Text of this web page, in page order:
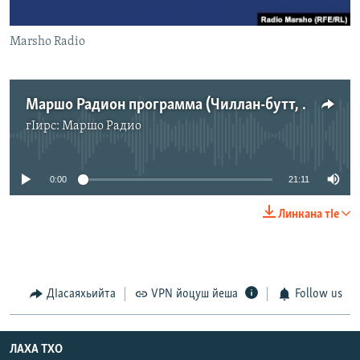
Marsho Radio
Маршо Радион программа (Чиллан-бутт, 4-гIа де, Шотт)
гIирс: Маршо Радио
No media source currently available
0:00 21:11
Линкана тIе
ДIасаяхьийта VPN йоцуш йеша Follow us
ЛАХА ТХО